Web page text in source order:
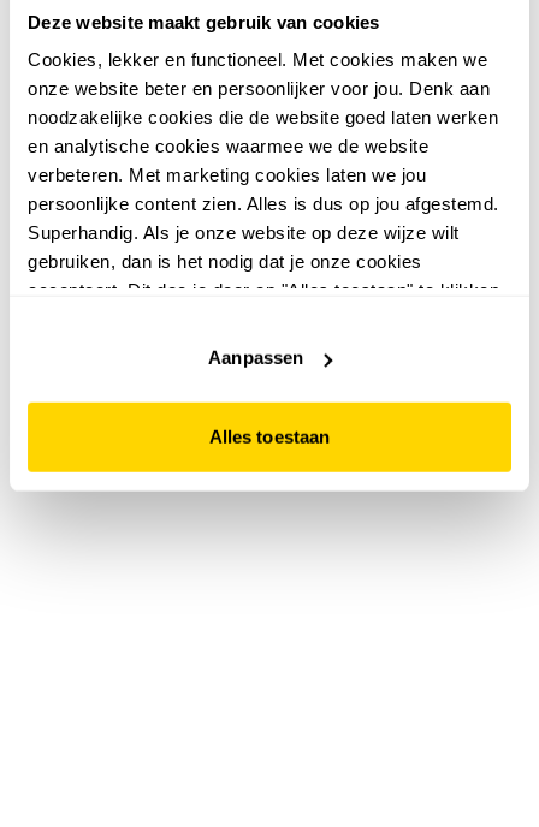
Deze website maakt gebruik van cookies
Cookies, lekker en functioneel. Met cookies maken we
onze website beter en persoonlijker voor jou. Denk aan
noodzakelijke cookies die de website goed laten werken
en analytische cookies waarmee we de website
verbeteren. Met marketing cookies laten we jou
persoonlijke content zien. Alles is dus op jou afgestemd.
Superhandig. Als je onze website op deze wijze wilt
gebruiken, dan is het nodig dat je onze cookies
accepteert. Dit doe je door op "Alles toestaan" te klikken.
website niet optimaal functioneert.
Aanpassen
Alles toestaan